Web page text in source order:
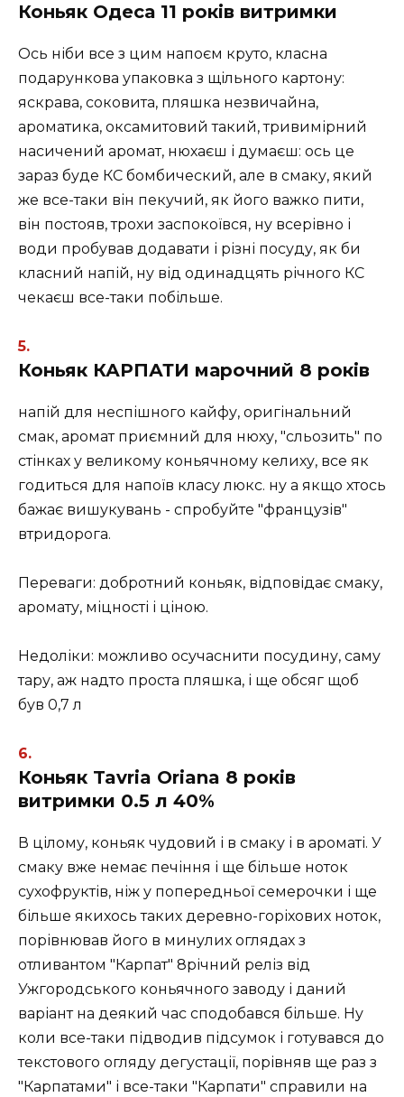
Коньяк Одеса 11 років витримки
Ось ніби все з цим напоєм круто, класна
подарункова упаковка з щільного картону:
яскрава, соковита, пляшка незвичайна,
ароматика, оксамитовий такий, тривимірний
насичений аромат, нюхаєш і думаєш: ось це
зараз буде КС бомбический, але в смаку, який
же все-таки він пекучий, як його важко пити,
він постояв, трохи заспокоївся, ну всерівно і
води пробував додавати і різні посуду, як би
класний напій, ну від одинадцять річного КС
чекаєш все-таки побільше.
Коньяк КАРПАТИ марочний 8 років
напій для неспішного кайфу, оригінальний
смак, аромат приємний для нюху, "сльозить" по
стінках у великому коньячному келиху, все як
годиться для напоїв класу люкс. ну а якщо хтось
бажає вишукувань - спробуйте "французів"
втридорога.
Переваги: добротний коньяк, відповідає смаку,
аромату, міцності і ціною.
Недоліки: можливо осучаснити посудину, саму
тару, аж надто проста пляшка, і ще обсяг щоб
був 0,7 л
Коньяк Tavria Oriana 8 років
витримки 0.5 л 40%
В цілому, коньяк чудовий і в смаку і в ароматі. У
смаку вже немає печіння і ще більше ноток
сухофруктів, ніж у попередньої семерочки і ще
більше якихось таких деревно-горіхових ноток,
порівнював його в минулих оглядах з
отливантом "Карпат" 8річний реліз від
Ужгородського коньячного заводу і даний
варіант на деякий час сподобався більше. Ну
коли все-таки підводив підсумок і готувався до
текстового огляду дегустації, порівняв ще раз з
"Карпатами" і все-таки "Карпати" справили на